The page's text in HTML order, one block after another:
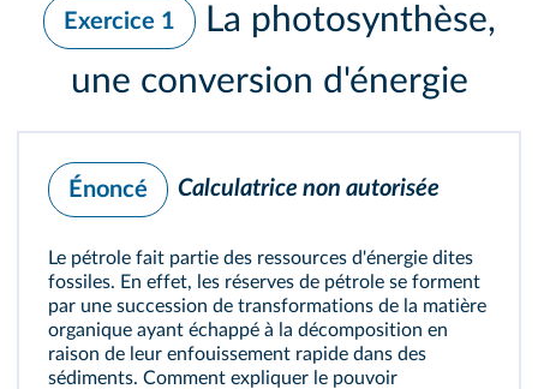
Exercice 1
La photosynthèse,
une conversion d'énergie
Énoncé Calculatrice non autorisée
Le pétrole fait partie des ressources d'énergie dites
fossiles. En effet, les réserves de pétrole se forment
par une succession de transformations de la matière
organique ayant échappé à la décomposition en
raison de leur enfouissement rapide dans des
sédiments. Comment expliquer le pouvoir